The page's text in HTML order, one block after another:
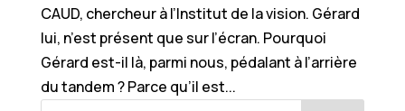
CAUD, chercheur à l’Institut de la vision. Gérard
lui, n’est présent que sur l’écran. Pourquoi
Gérard est-il là, parmi nous, pédalant à l’arrière
du tandem ? Parce qu’il est...